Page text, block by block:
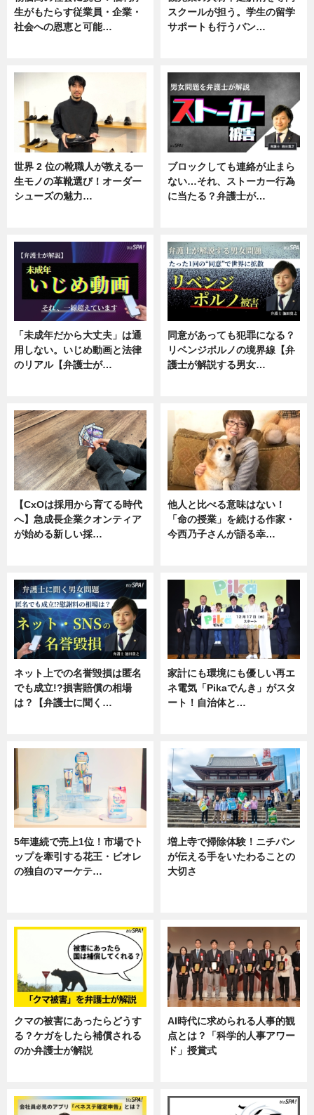
生がもたらす従業員・企業・
社会への恩恵と可能…
スクールが担う。学生の留学
サポートも行うバン…
世界 2 位の靴職人が教える一
生モノの革靴選び！オーダー
シューズの魅力…
ブロックしても連絡が止まら
ない…それ、ストーカー行為
に当たる？弁護士が…
「未成年だから大丈夫」は通
用しない。いじめ動画と法律
のリアル【弁護士が…
同意があっても犯罪になる？
リベンジポルノの境界線【弁
護士が解説する男女…
【CxOは採用から育てる時代
へ】急成長企業クオンティア
が始める新しい採…
他人と比べる意味はない！
「命の授業」を続ける作家・
今西乃子さんが語る幸…
ネット上での名誉毀損は匿名
でも成立!?損害賠償の相場
は？【弁護士に聞く…
家計にも環境にも優しい再エ
ネ電気「Pikaでんき」がスタ
ート！自治体と…
5年連続で売上1位！市場でト
ップを牽引する花王・ビオレ
の独自のマーケテ…
増上寺で掃除体験！ニチバン
が伝える手をいたわることの
大切さ
クマの被害にあったらどうす
る？ケガをしたら補償される
のか弁護士が解説
AI時代に求められる人事的観
点とは？「科学的人事アワー
ド」授賞式